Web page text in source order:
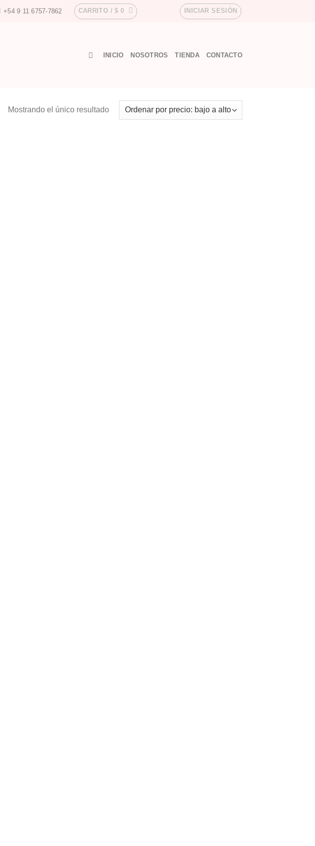
+54 9 11 6757-7862 CARRITO /$ 0 INICIAR SESIÓN
INICIO NOSOTROS TIENDA CONTACTO
Mostrando el único resultado